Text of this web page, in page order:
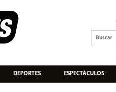
DEPORTES ESPECTÁCULOS